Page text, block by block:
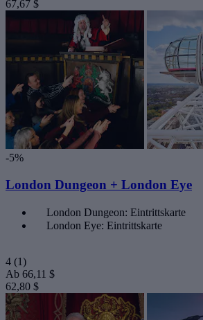
67,67 $
-5%
London Dungeon + London Eye
London Dungeon: Eintrittskarte
London Eye: Eintrittskarte
4 (1)
Ab 66,11 $
62,80 $